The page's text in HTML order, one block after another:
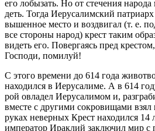
его ло­бы­зать. Но от сте­че­ния
деть. Тогда Иеру­са­лим­ский
вы­шен­ное место и воз­дви­гал (т. е.
все сто­ро­ны народ) крест таким
ви­деть его. По­вер­га­ясь пред
Гос­по­ди, по­ми­луй!
С этого вре­ме­ни до 614 года
на­хо­дил­ся в Иеру­са­ли­ме. А в 614
рой овла­дел Иеру­са­ли­мом и,
вме­сте с дру­ги­ми со­кро­ви­ща­ми
руках невер­ных Крест на­хо­дил­ся 14
им­пе­ра­тор Ирак­лий за­клю­чил мир с